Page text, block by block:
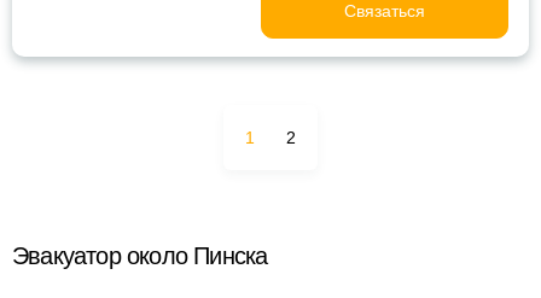
Связаться
1 2
Эвакуатор около Пинска